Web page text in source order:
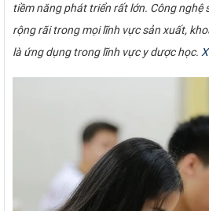
tiềm năng phát triển rất lớn. Công nghệ
rộng rãi trong mọi lĩnh vực sản xuất,
là ứng dụng trong lĩnh vực y dược học.